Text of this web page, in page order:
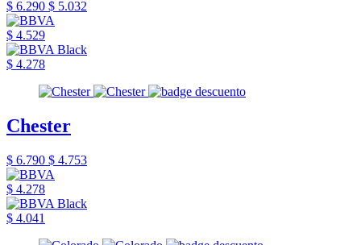
$ 6.290 $ 5.032
$ 4.529
$ 4.278
Chester
$ 6.790 $ 4.753
$ 4.278
$ 4.041